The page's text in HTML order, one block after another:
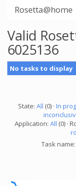
Rosetta@home
Valid
6025136
No tasks to display
State: All (0) · In
Application: All (0) ·
Task name: